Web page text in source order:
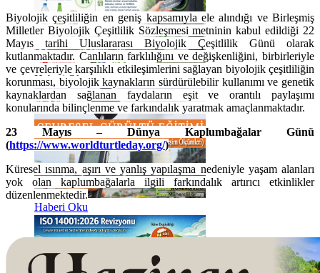
Haberi Oku
Haberi Oku
Biyolojik çeşitliliğin en geniş kapsamıyla ele alındığı ve Birleşmiş
Milletler Biyolojik Çeşitlilik Sözleşmesi metninin kabul edildiği 22
Mayıs tarihi Uluslararası Biyolojik Çeşitlilik Günü olarak
kutlanmaktadır. Canlıların farklılığını ve değişkenliğini, birbirleriyle
ve çevreleriyle karşılıklı etkileşimlerini sağlayan biyolojik çeşitliliğin
korunması, biyolojik kaynakların sürdürülebilir kullanımı ve genetik
kaynaklardan sağlanan faydaların eşit ve orantılı paylaşımı
konularında bilinçlenme ve farkındalık yaratmak amaçlanmaktadır.
23 Mayıs – Dünya Kaplumbağalar Günü
(https://www.worldturtleday.org/)
Küresel ısınma, aşırı ve yanlış yapılaşma nedeniyle yaşam alanları
yok olan kaplumbağalarla ilgili farkındalık artırıcı etkinlikler
düzenlenmektedir.